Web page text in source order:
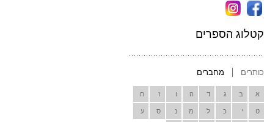
קטלוג הספרים
כותרים מחברים
א ב ג ד ה ו ז ח
ט י כ ל מ נ ס ע